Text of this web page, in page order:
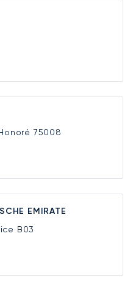
75008
EMIRATE
B03